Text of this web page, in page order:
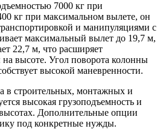
7000 кг при
кг при максимальном вылете, он
и манипуляциями с
максимальный вылет до 19,7 м,
22,7 м, что расширяет
высоте. Угол поворота колонны
высокой маневренности.
в строительных, монтажных и
высокая грузоподъемность и
Дополнительные опции
под конкретные нужды.